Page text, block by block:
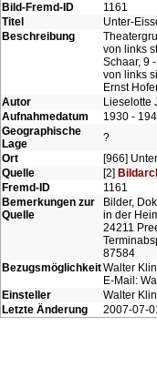
Bild-Fremd-ID
1161
Titel
Unter-
Beschreibung
von links
Schaar, 9
von links
Ernst
Autor
Lieselotte
Aufnahmedatum
1930 -
Geographische
Lage
?
Ort
[966]
Quelle
[2]
Fremd-ID
1161
Bemerkungen zur
Quelle
Bilder,
in der
24211
87584
BezugsmöglichkeitWalter
E-Mail:
Einsteller
Walter
Letzte Änderung
2007-07-